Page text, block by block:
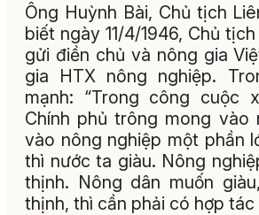
Ông Huỳnh Bài, Chủ tịch
biết ngày 11/4/1946, Chủ
gửi điền chủ và nông gia
gia HTX nông nghiệp.
mạnh: “Trong công cuộc
Chính phủ trông mong vào
vào nông nghiệp một phần
thì nước ta giàu. Nông
thịnh. Nông dân muốn
thịnh, thì cần phải có hợp tác